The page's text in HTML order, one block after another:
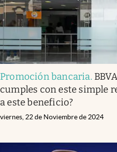
Promoción bancaria.
cumples con este simple
a este beneficio?
viernes, 22 de Noviembre de 2024